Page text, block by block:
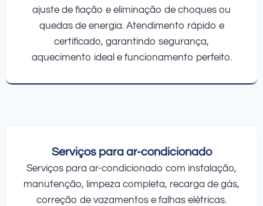
ajuste de fiação e eliminação de choques ou
quedas de energia. Atendimento rápido e
certificado, garantindo segurança,
aquecimento ideal e funcionamento perfeito.
Serviços para ar-condicionado
Serviços para ar-condicionado com instalação,
manutenção, limpeza completa, recarga de gás,
correção de vazamentos e falhas elétricas.